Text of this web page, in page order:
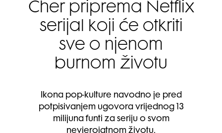
Cher priprema Netflix
serijal koji će otkriti
sve o njenom
burnom životu
Ikona pop-kulture navodno je pred
potpisivanjem ugovora vrijednog 13
milijuna funti za seriju o svom
nevjerojatnom životu.